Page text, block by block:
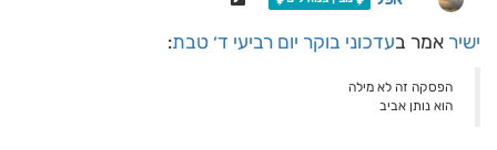
ישיר אמר בעדכוני בוקר יום רביעי ד׳ טבת:
הפסקה זה לא מילה
הוא נותן אביב